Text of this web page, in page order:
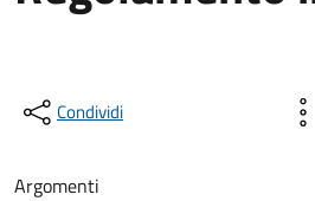
Condividi
Argomenti